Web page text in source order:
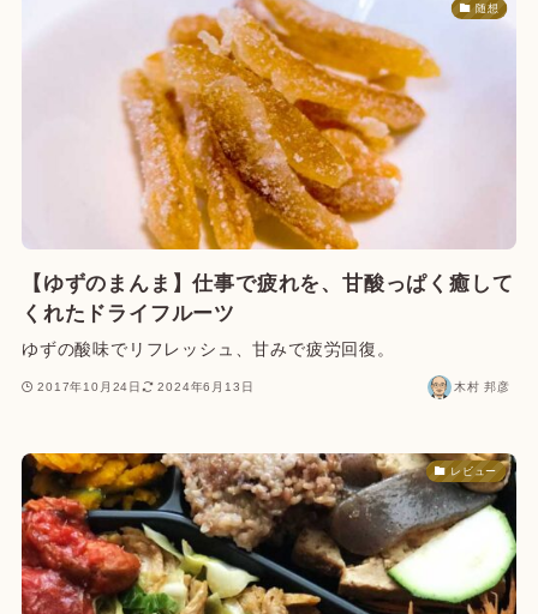
随想
【ゆずのまんま】仕事で疲れを、甘酸っぱく癒して
くれたドライフルーツ
ゆずの酸味でリフレッシュ、甘みで疲労回復。
2017年10月24日 2024年6月13日 木村 邦彦
レビュー